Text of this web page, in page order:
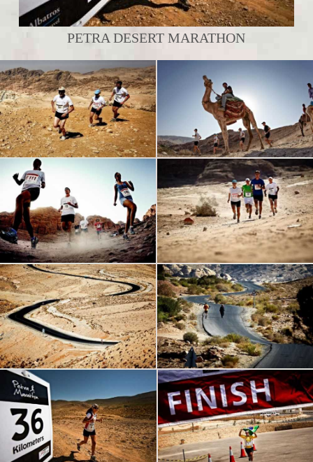
PETRA DESERT MARATHON